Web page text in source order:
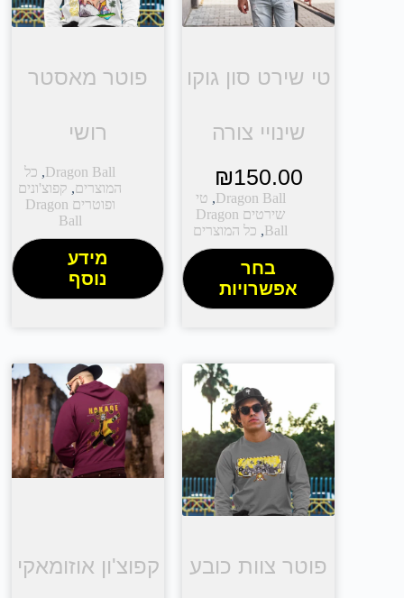
טי שירט סון גוקו
שינויי צורה
₪150.00
Dragon Ball
, טי
שירטים Dragon
Ball
, כל המוצרים
בחר
אפשרויות
פוטר מאסטר
רושי
Dragon Ball
, כל
המוצרים, קפוצ'ונים
ופוטרים Dragon
Ball
מידע
נוסף
פוטר צוות כובע קפוצ'ון אוזומאקי